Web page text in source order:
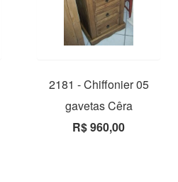
2181 - Chiffonier 05
gavetas Cêra
R$ 960,00